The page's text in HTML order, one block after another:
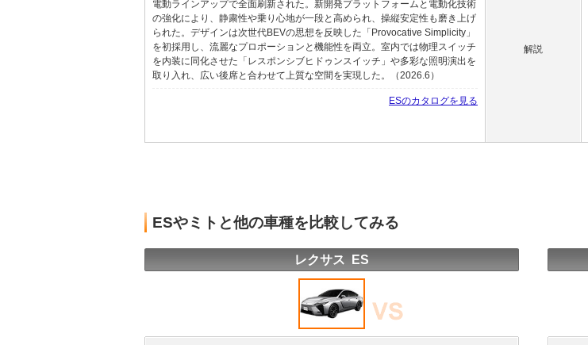
電動ラインアップで全面刷新された。新開発プラットフォームと電動化技術
の強化により、静粛性や乗り心地が一段と高められ、操縦安定性も磨き上げ
られた。デザインは次世代BEVの思想を反映した「Provocative Simplicity」
を初採用し、流麗なプロポーションと機能性を両立。室内では物理スイッチ
を内装に同化させた「レスポンシブヒドゥンスイッチ」や多彩な照明演出を
取り入れ、広い後席と合わせて上質な空間を実現した。（2026.6）
ESのカタログを見る
解説
ESやミトと他の車種を比較してみる
レクサス ES